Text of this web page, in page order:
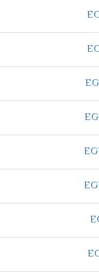
من أفضل ما يحتوى علية
المكان ممتع وجميل